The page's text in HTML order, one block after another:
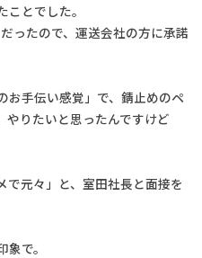
とでした。
ったので、運送会社の方に承諾
お手伝い感覚」で、錆止めのペ
やりたいと思ったんですけど
で元々」と、室田社長と面接を
で。